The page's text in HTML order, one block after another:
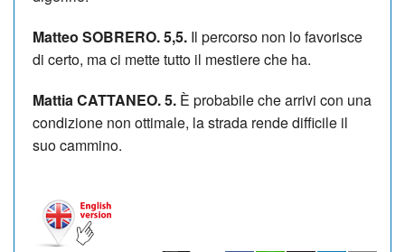
Matteo SOBRERO. 5,5. Il percorso non lo favorisce
di certo, ma ci mette tutto il mestiere che ha.
Mattia CATTANEO. 5. È probabile che arrivi con una
condizione non ottimale, la strada rende difficile il
suo cammino.